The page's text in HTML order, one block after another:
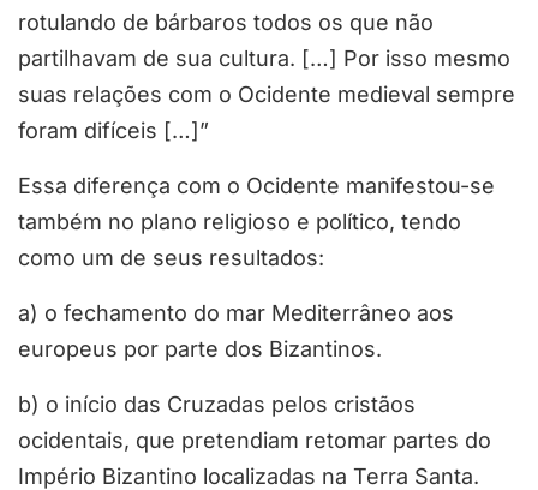
rotulando de bárbaros todos os que não
partilhavam de sua cultura. […] Por isso mesmo
suas relações com o Ocidente medieval sempre
foram difíceis […]”
Essa diferença com o Ocidente manifestou-se
também no plano religioso e político, tendo
como um de seus resultados:
a) o fechamento do mar Mediterrâneo aos
europeus por parte dos Bizantinos.
b) o início das Cruzadas pelos cristãos
ocidentais, que pretendiam retomar partes do
Império Bizantino localizadas na Terra Santa.